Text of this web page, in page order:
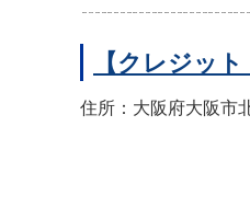
【クレジッ
住所：大阪府大阪市